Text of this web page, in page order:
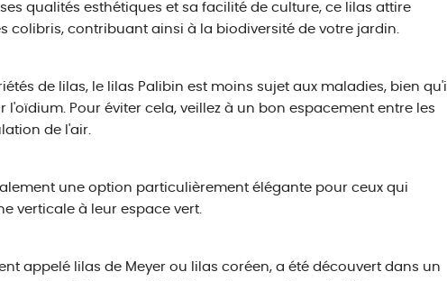
qualités esthétiques et sa facilité de culture, ce lilas attire
colibris, contribuant ainsi à la biodiversité de votre jardin.
de lilas, le lilas Palibin est moins sujet aux maladies, bien qu'il
l'oïdium. Pour éviter cela, veillez à un bon espacement entre les
de l'air.
une option particulièrement élégante pour ceux qui
verticale à leur espace vert.
appelé lilas de Meyer ou lilas coréen, a été découvert dans un